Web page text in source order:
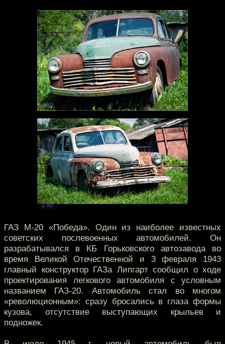
ГАЗ М-20 «Победа». Один из наиболее известных
советских послевоенных автомобилей. Он
разрабатывался в КБ Горьковского автозавода во
время Великой Отечественной и 3 февраля 1943
главный конструктор ГАЗа Липгарт сообщил о ходе
проектирования легкового автомобиля с условным
названием ГАЗ-20. Автомобиль стал во многом
«революционным»: сразу бросались в глаза формы
кузова, отсутствие выступающих крыльев и
подножек.